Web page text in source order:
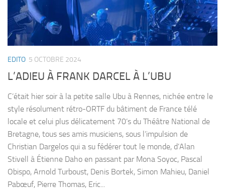
EDITO 5 OCTOBRE 2024
L’ADIEU À FRANK DARCEL À L’UBU
C’était hier soir à la petite salle Ubu à Rennes, nichée entre le
style résolument rétro-ORTF du bâtiment de France télé
locale et celui plus délicatement 70’s du Théâtre National de
Bretagne, tous ses amis musiciens, sous l’impulsion de
Christian Dargelos qui a su fédérer tout le monde, d’Alan
Stivell à Étienne Daho en passant par Mona Soyoc, Pascal
Obispo, Arnold Turboust, Denis Bortek, Simon Mahieu, Daniel
Pabœuf, Pierre Thomas, Eric...